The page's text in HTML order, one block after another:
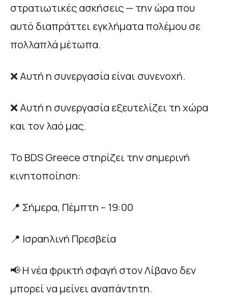
στρατιωτικές ασκήσεις — την ώρα που
αυτό διαπράττει εγκλήματα πολέμου σε
πολλαπλά μέτωπα.
❌ Αυτή η συνεργασία είναι συνενοχή.
❌ Αυτή η συνεργασία εξευτελίζει τη χώρα
και τον λαό μας.
Το BDS Greece στηρίζει την σημερινή
κινητοποίηση:
📍 Σήμερα, Πέμπτη – 19:00
📍 Ισραηλινή Πρεσβεία
📢 Η νέα φρικτή σφαγή στον Λίβανο δεν
μπορεί να μείνει αναπάντητη.